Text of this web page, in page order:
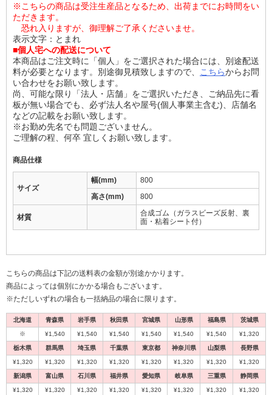
※こちらの商品は受注生産品となるため、出荷までにお時間をい
ただきます。
恐れ入りますが、御理解ご了承くださいませ。
表示文字：とまれ
■個人宅への配送について
本商品はご注文時に「個人」をご選択された場合には、別途配送
料が必要となります。別途御見積致しますので、
こちらからお問
い合わせをお願い致します。
尚、可能な限り「法人・店舗」をご選択いただき、ご納品先に看
板が無い場合でも、必ず法人名や屋号(個人事業主含む)、店舗名
などの記載をお願い致します。
※お勤め先名でも問題ございません。
ご理解の程、何卒 宜しくお願い致します。
商品仕様
サイズ
幅(mm)
800
高さ(mm)
800
材質
合成ゴム（ガラスビーズ反射、裏
面・粘着シート付）
こちらの商品は下記の送料表の金額が別途かかります。
商品によっては個別にかかる場合もございます。
※ただしいずれの場合も一括納品の場合に限ります。
北海道 青森県 岩手県 秋田県 宮城県 山形県 福島県 茨城県
※ ¥1,540 ¥1,540 ¥1,540 ¥1,540 ¥1,540 ¥1,540 ¥1,320
栃木県 群馬県 埼玉県 千葉県 東京都 神奈川県 山梨県 長野県
¥1,320 ¥1,320 ¥1,320 ¥1,320 ¥1,320 ¥1,320 ¥1,320 ¥1,320
新潟県 富山県 石川県 福井県 愛知県 岐阜県 三重県 静岡県
¥1,320 ¥1,320 ¥1,320 ¥1,320 ¥1,320 ¥1,320 ¥1,320 ¥1,320